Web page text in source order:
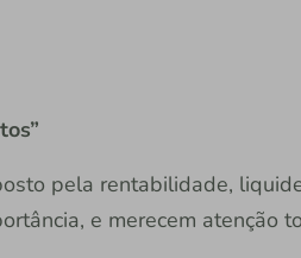
pela rentabilidade,
e merecem atenção